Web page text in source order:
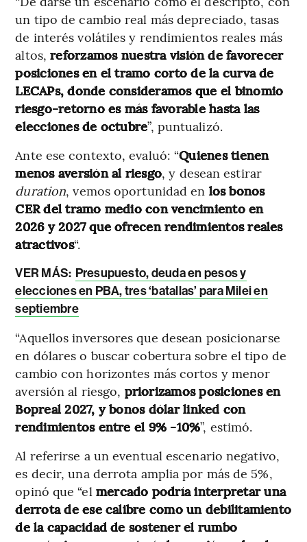
un tipo de cambio real más depreciado, tasas
de interés volátiles y rendimientos reales más
altos, reforzamos nuestra visión de favorecer
posiciones en el tramo corto de la curva de
LECAPs, donde consideramos que el binomio
riesgo-retorno es más favorable hasta las
elecciones de octubre”, puntualizó.
Ante ese contexto, evaluó: “Quienes tienen
menos aversión al riesgo, y desean estirar
duration, vemos oportunidad en los bonos
CER del tramo medio con vencimiento en
2026 y 2027 que ofrecen rendimientos reales
atractivos“.
VER MÁS: Presupuesto, deuda en pesos y
elecciones en PBA, tres ‘batallas’ para Milei en
septiembre
“Aquellos inversores que desean posicionarse
en dólares o buscar cobertura sobre el tipo de
cambio con horizontes más cortos y menor
aversión al riesgo, priorizamos posiciones en
Bopreal 2027, y bonos dólar linked con
rendimientos entre el 9% -10%”, estimó.
Al referirse a un eventual escenario negativo,
es decir, una derrota amplia por más de 5%,
opinó que “el mercado podría interpretar una
derrota de ese calibre como un debilitamiento
de la capacidad de sostener el rumbo